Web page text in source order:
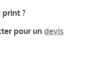
print ?
pour un devis